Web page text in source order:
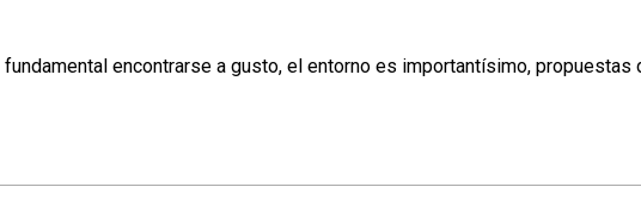
encontrarse a gusto, el entorno es importantísimo,